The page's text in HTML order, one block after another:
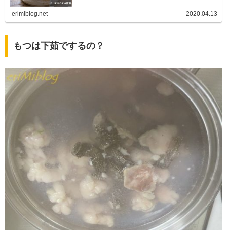
erimiblog.net 2020.04.13
もつは下茹でするの？